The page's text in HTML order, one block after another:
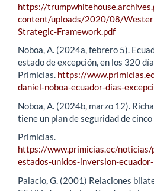
https://
content/uploads/2020/08/
Strategic-Framework.pdf
Noboa, A. (2024a, febrero 5).
estado de excepción, en los 320
Primicias. https://
daniel-noboa-ecuador-dias-
Noboa, A. (2024b, marzo 12).
tiene un plan de seguridad de
Primicias.
https://www.primicias.ec/
estados-unidos-inversion-
Palacio, G. (2001) Relaciones